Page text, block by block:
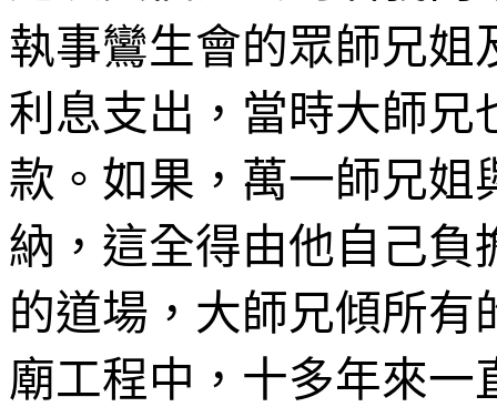
執事鸞生會的眾師兄姐
利息支出，當時大師兄
款。如果，萬一師兄姐
納，這全得由他自己負
的道場，大師兄傾所
廟工程中，十多年來一